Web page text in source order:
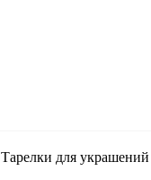
Тарелки для украшений